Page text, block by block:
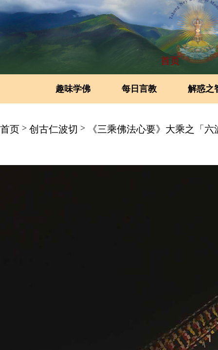
首页
趣味学佛 每日言教 解惑之
首页 > 创古仁波切 > 《三乘佛法心要》大乘之「